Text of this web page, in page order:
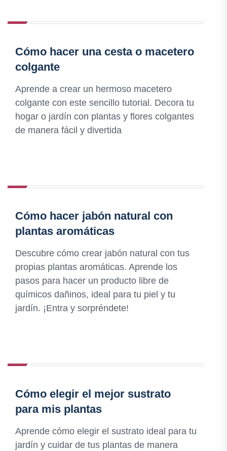
Cómo hacer una cesta o macetero
colgante
Aprende a crear un hermoso macetero
colgante con este sencillo tutorial. Decora tu
hogar o jardín con plantas y flores colgantes
de manera fácil y divertida
Cómo hacer jabón natural con
plantas aromáticas
Descubre cómo crear jabón natural con tus
propias plantas aromáticas. Aprende los
pasos para hacer un producto libre de
químicos dañinos, ideal para tu piel y tu
jardín. ¡Entra y sorpréndete!
Cómo elegir el mejor sustrato
para mis plantas
Aprende cómo elegir el sustrato ideal para tu
jardín y cuidar de tus plantas de manera